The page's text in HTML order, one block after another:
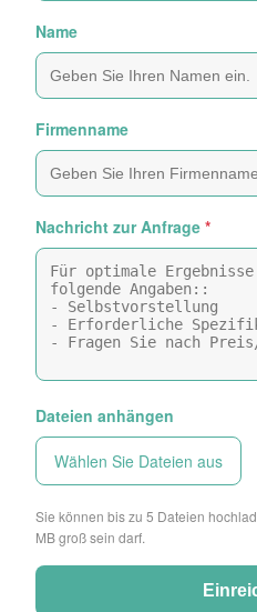
Name
Firmenname
Nachricht zur Anfrage *
Dateien anhängen
Wählen Sie Dateien aus
Sie können bis zu 5 Dateien
MB groß sein darf.